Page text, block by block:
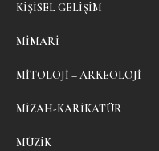
KIŞISEL GELIŞIM
MIMARI
MITOLOJI – ARKEOLOJI
MIZAH-KARIKATÜR
MÜZIK